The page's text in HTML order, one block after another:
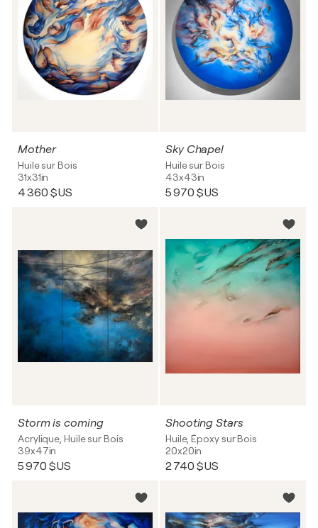
Mother
Huile sur Bois
31x31in
4 360 $US
Sky Chapel
Huile sur Bois
43x43in
5 970 $US
Storm is coming
Acrylique, Huile sur Bois
39x47in
5 970 $US
Shooting Stars
Huile, Époxy sur Bois
20x20in
2 740 $US